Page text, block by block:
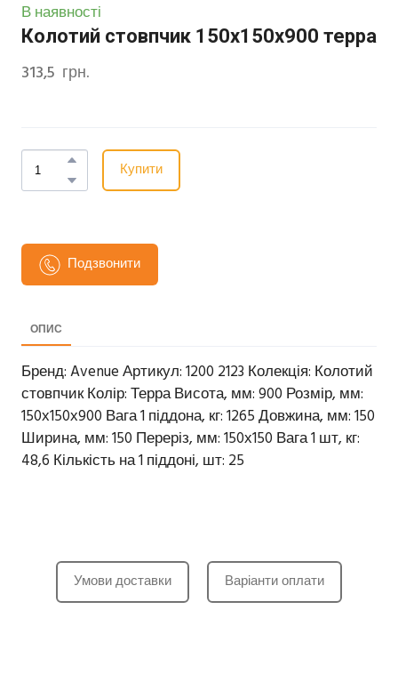
В наявності
Колотий стовпчик 150х150х900 терра
313,5  грн.
Купити
Подзвонити
ОПИС
Бренд: Avenue Артикул: 1200 2123 Колекція: Колотий
стовпчик Колір: Терра Висота, мм: 900 Розмір, мм:
150х150х900 Вага 1 піддона, кг: 1265 Довжина, мм: 150
Ширина, мм: 150 Переріз, мм: 150х150 Вага 1 шт, кг:
48,6 Кількість на 1 піддоні, шт: 25
Умови доставки Варіанти оплати